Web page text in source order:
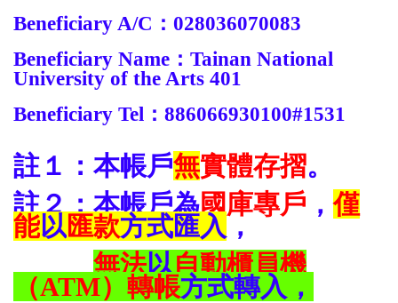
Beneficiary A/C：028036070083
Beneficiary Name：Tainan National
University of the Arts 401
Beneficiary Tel：886066930100#1531
註１：本帳戶無實體存摺。
註２：本帳戶為國庫專戶 ，僅
能以匯款方式匯入，
無法以自動櫃員機
（ATM）轉帳方式轉入，